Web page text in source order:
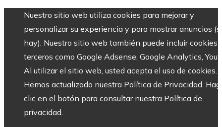
Nuestro sitio web utiliza cookies para mejorar y
personalizar su experiencia y para mostrar anuncios
hay). Nuestro sitio web también puede incluir cookies
terceros como Google Adsense, Google Analytics,
Al utilizar el sitio web, usted acepta el uso de cookies.
Hemos actualizado nuestra Política de Privacidad.
clic en el botón para consultar nuestra Política de
privacidad.